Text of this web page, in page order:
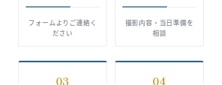
フォームよりご連絡く
ださい
撮影内容・当日準備を
相談
03 04